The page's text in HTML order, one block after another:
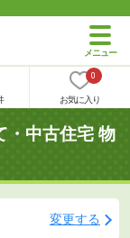
0
お気に入り
・中古住宅 物
変更する